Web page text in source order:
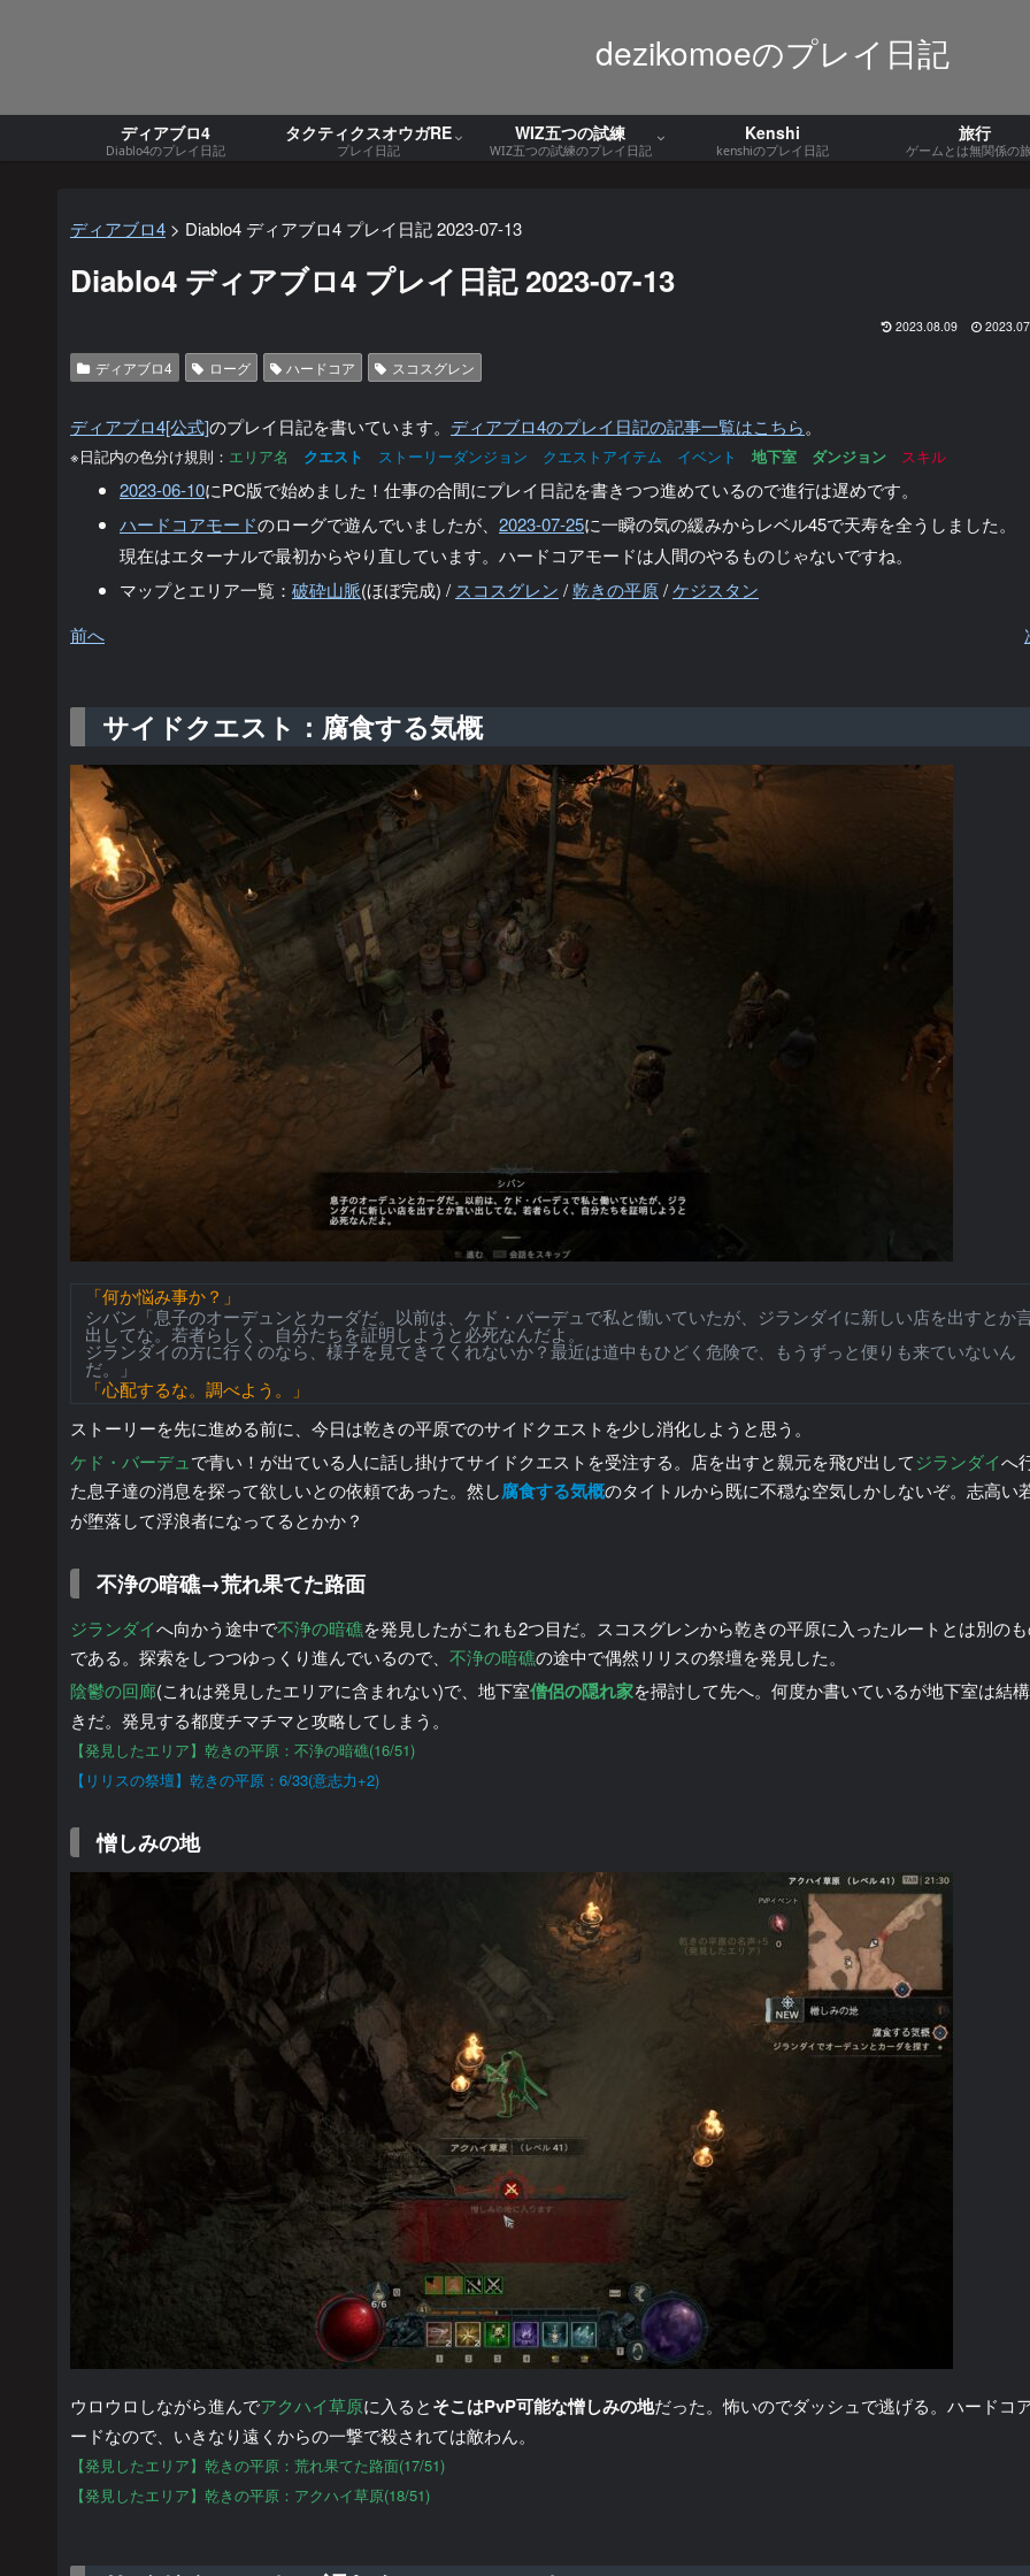
dezikomoeのプレイ日記
ディアブロ4
Diablo4のプレイ日記
タクティクスオウガRE
プレイ日記
WIZ五つの試練
WIZ五つの試練のプレイ日記
Kenshi
kenshiのプレイ日記
旅行
ゲームとは無関係の
ディアブロ4 > Diablo4 ディアブロ4 プレイ日記 2023-07-13
Diablo4 ディアブロ4 プレイ日記 2023-07-13
2023.08.09
ディアブロ4 ローグ ハードコア スコスグレン
ディアブロ4[公式]のプレイ日記を書いています。 ディアブロ4のプレイ日記の記事一覧はこちら。
※日記内の色分け規則： エリア名 クエスト ストーリーダンジョン クエストアイテム イベント 地下室 ダンジョン スキル
2023-06-10にPC版で始めました！仕事の合間にプレイ日記を書きつつ進めているので進行は遅めです。
ハードコアモードのローグで遊んでいましたが、 2023-07-25に一瞬の気の緩みからレベル45で天寿を全うしました。
現在はエターナルで最初からやり直しています。ハードコアモードは人間のやるものじゃないですね。
マップとエリア一覧： 破砕山脈(ほぼ完成) / スコスグレン /乾きの平原/ケジスタン
前へ
サイドクエスト：腐食する気概
「何か悩み事か？」
シバン「息子のオーデュンとカーダだ。以前は、ケド・バーデュで私と働いていたが、ジランダイに新しい店を出すとか
出してな。若者らしく、自分たちを証明しようと必死なんだよ。
ジランダイの方に行くのなら、様子を見てきてくれないか？最近は道中もひどく危険で、もうずっと便りも来ていないん
だ。」
「心配するな。調べよう。」
ストーリーを先に進める前に、今日は乾きの平原でのサイドクエストを少し消化しようと思う。
ケド・バーデュ で青い！が出ている人に話し掛けてサイドクエストを受注する。店を出すと親元を飛び出してジランダイへ
た息子達の消息を探って欲しいとの依頼であった。然し腐食する気概のタイトルから既に不穏な空気しかしないぞ。志高い
が堕落して浮浪者になってるとかか？
不浄の暗礁→荒れ果てた路面
ジランダイへ向かう途中で不浄の暗礁を発見したがこれも2つ目だ。スコスグレンから乾きの平原に入ったルートとは別の
である。探索をしつつゆっくり進んでいるので、 不浄の暗礁の途中で偶然リリスの祭壇を発見した。
陰鬱の回廊(これは発見したエリアに含まれない)で、地下室僧侶の隠れ家を掃討して先へ。何度か書いているが地下室は結
きだ。発見する都度チマチマと攻略してしまう。
【発見したエリア】乾きの平原：不浄の暗礁(16/51)
【リリスの祭壇】乾きの平原：6/33(意志力+2)
憎しみの地
ウロウロしながら進んでアクハイ草原に入るとそこはPvP可能な憎しみの地だった。怖いのでダッシュで逃げる。ハードコ
ードなので、いきなり遠くからの一撃で殺されては敵わん。
【発見したエリア】乾きの平原：荒れ果てた路面(17/51)
【発見したエリア】乾きの平原：アクハイ草原(18/51)